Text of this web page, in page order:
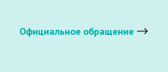
Официальное обращение